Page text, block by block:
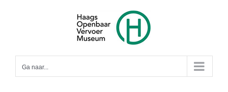
Ga naar...